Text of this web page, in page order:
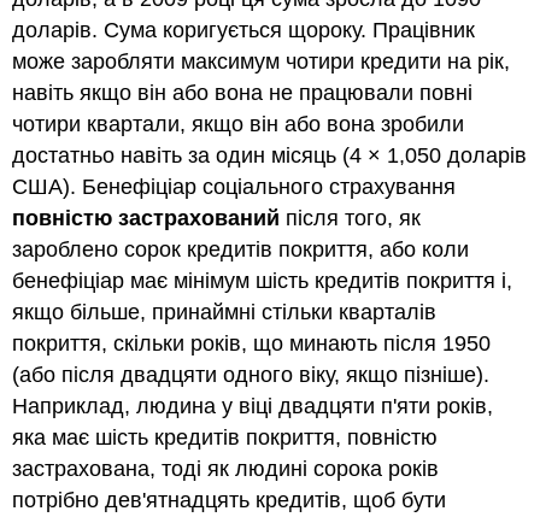
доларів. Сума коригується щороку. Працівник
може заробляти максимум чотири кредити на рік,
навіть якщо він або вона не працювали повні
чотири квартали, якщо він або вона зробили
достатньо навіть за один місяць (4 × 1,050 доларів
США). Бенефіціар соціального страхування
повністю застрахований після того, як
зароблено сорок кредитів покриття, або коли
бенефіціар має мінімум шість кредитів покриття і,
якщо більше, принаймні стільки кварталів
покриття, скільки років, що минають після 1950
(або після двадцяти одного віку, якщо пізніше).
Наприклад, людина у віці двадцяти п'яти років,
яка має шість кредитів покриття, повністю
застрахована, тоді як людині сорока років
потрібно дев'ятнадцять кредитів, щоб бути